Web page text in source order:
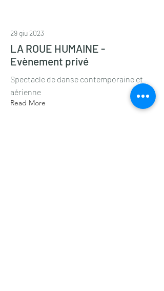
29 giu 2023
LA ROUE HUMAINE -
Evènement privé
Spectacle de danse contemporaine et
aérienne
Read More